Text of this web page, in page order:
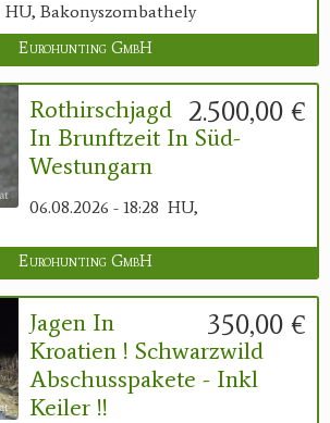
HU, Bakonyszombathely
Eurohunting GmbH
2.500,00 €
Rothirschjagd
In Brunftzeit In Süd-
Westungarn
06.08.2026 - 18:28 HU,
Eurohunting GmbH
350,00 €
Jagen In
Kroatien ! Schwarzwild
Abschusspakete - Inkl
Keiler !!